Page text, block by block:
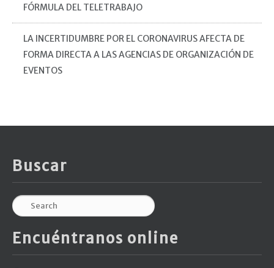
FÓRMULA DEL TELETRABAJO
LA INCERTIDUMBRE POR EL CORONAVIRUS AFECTA DE
FORMA DIRECTA A LAS AGENCIAS DE ORGANIZACIÓN DE
EVENTOS
Buscar
Encuéntranos online